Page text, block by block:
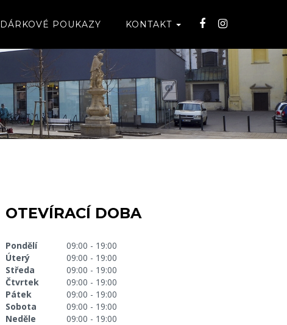
DÁRKOVÉ POUKAZY KONTAKT
OTEVÍRACÍ DOBA
Pondělí
09:00 - 19:00
Úterý
09:00 - 19:00
Středa
09:00 - 19:00
Čtvrtek
09:00 - 19:00
Pátek
09:00 - 19:00
Sobota
09:00 - 19:00
Neděle
09:00 - 19:00